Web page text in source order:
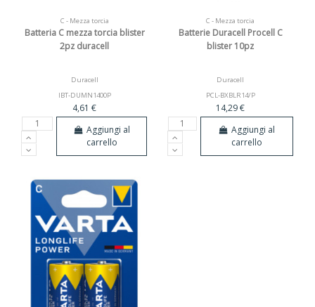
C - Mezza torcia
Batteria C mezza torcia blister
2pz duracell
Duracell
IBT-DUMN1400P
4,61 €
Aggiungi al
carrello
C - Mezza torcia
Batterie Duracell Procell C
blister 10pz
Duracell
PCL-BXBLR14/P
14,29 €
Aggiungi al
carrello